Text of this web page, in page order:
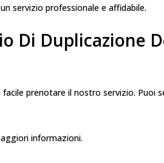
servizio professionale e affidabile.
Di Duplicazione
facile prenotare il nostro servizio. Puoi
informazioni.